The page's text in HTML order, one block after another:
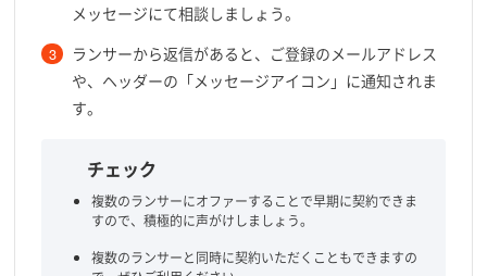
メッセージにて相談しましょう。
ランサーから返信があると、ご登録のメールアドレス
や、ヘッダーの「メッセージアイコン」に通知されま
す。
チェック
複数のランサーにオファーすることで早期に契約できま
すので、積極的に声がけしましょう。
複数のランサーと同時に契約いただくこともできますの